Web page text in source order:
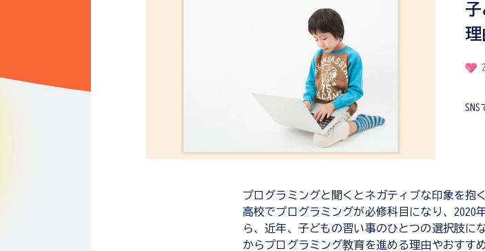
子
理
2
SNS
プログラミングと聞くとネガティブな印象を抱
高校でプログラミングが必修科目になり、2020
ら、近年、子どもの習い事のひとつの選択肢に
からプログラミング教育を進める理由やおすす